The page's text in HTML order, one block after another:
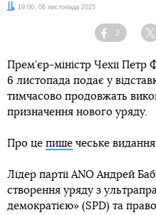
Дата:19:00, 06 листопада 2025
Facebook
2
Прем’єр-міністр Чехії
6 листопада подає у
тимчасово продовжать
призначення нового уряду.
Про це пише чеське
Лідер партії ANO Андрей
створення уряду з
демократією» (SPD) та